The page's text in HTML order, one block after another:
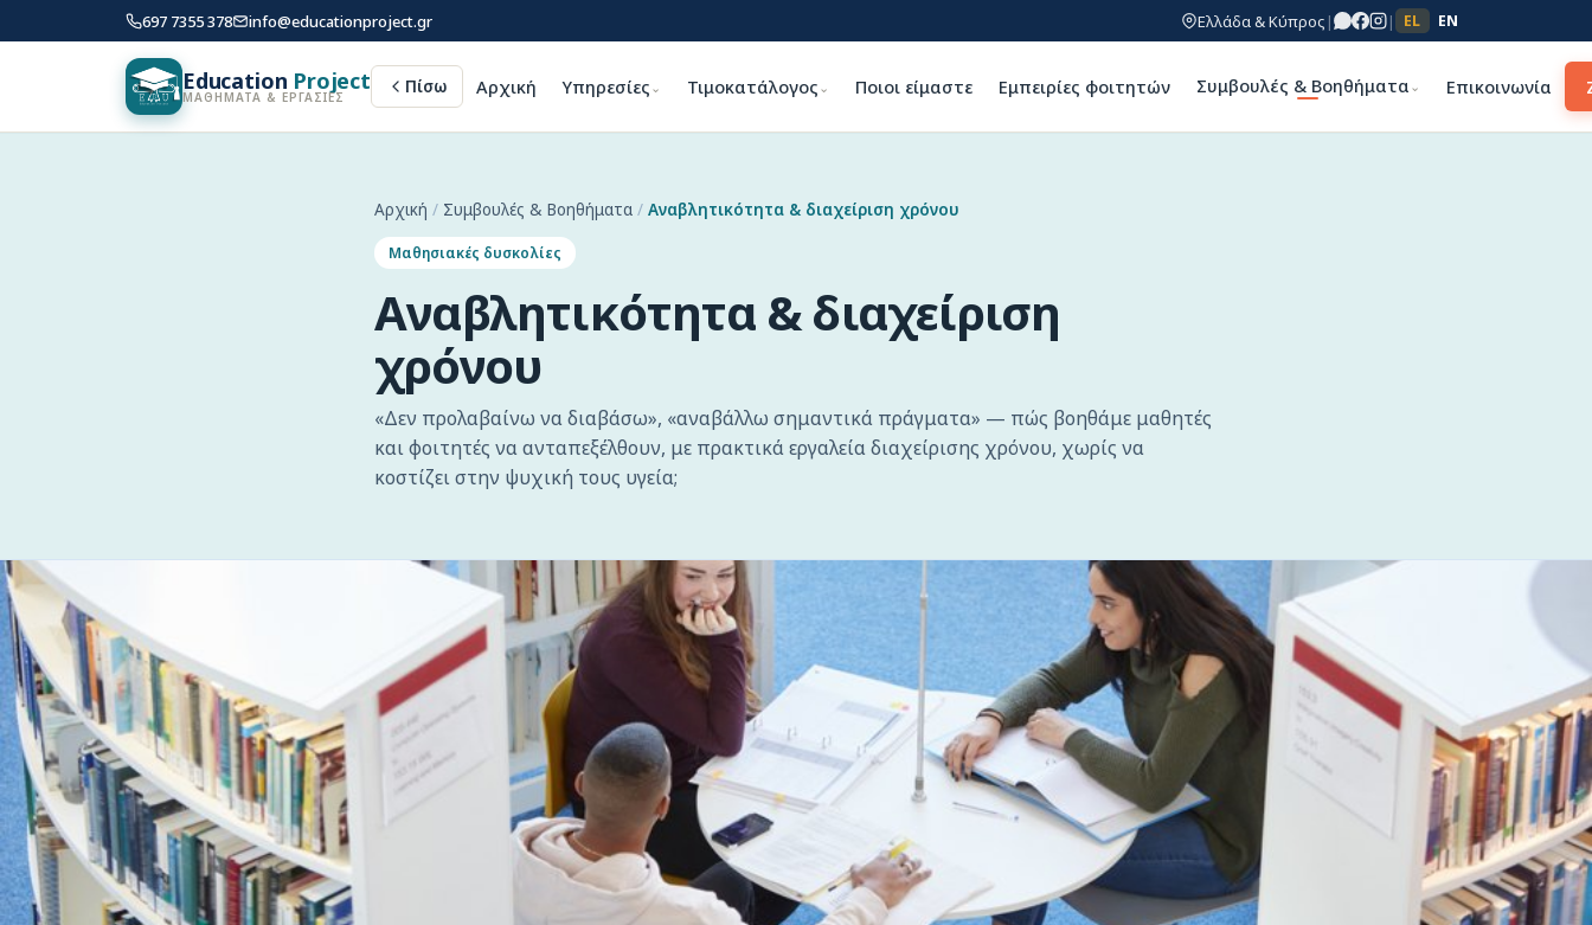
697 7355 378 info@educationproject.gr Ελλάδα & Κύπρος | | EL EN
Education Project
ΜΑΘΗΜΑΤΑ & ΕΡΓΑΣΙΕΣ Πίσω Αρχική Υπηρεσίες ⌄ Τιμοκατάλογος ⌄ Ποιοι είμαστε Εμπειρίες φοιτητών Συμβουλές & Βοηθήματα ⌄ Επικοινωνία
Αρχική / Συμβουλές & Βοηθήματα / Αναβλητικότητα & διαχείριση χρόνου
Μαθησιακές δυσκολίες
Αναβλητικότητα & διαχείριση
χρόνου
«Δεν προλαβαίνω να διαβάσω», «αναβάλλω σημαντικά πράγματα» — πώς βοηθάμε μαθητές
και φοιτητές να ανταπεξέλθουν, με πρακτικά εργαλεία διαχείρισης χρόνου, χωρίς να
κοστίζει στην ψυχική τους υγεία;